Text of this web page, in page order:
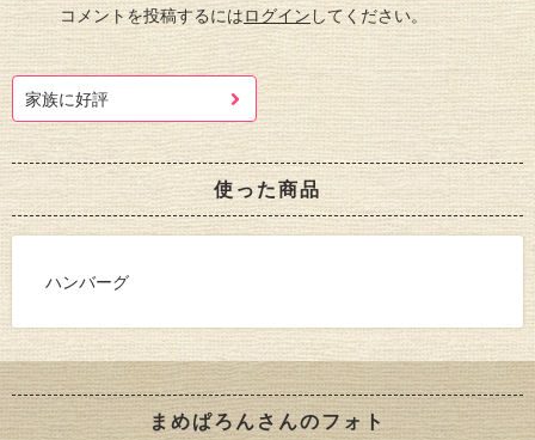
コメントを投稿するにはログイン してください。
家族に好評
使った商品
ハンバーグ
まめぱろんさんのフォト